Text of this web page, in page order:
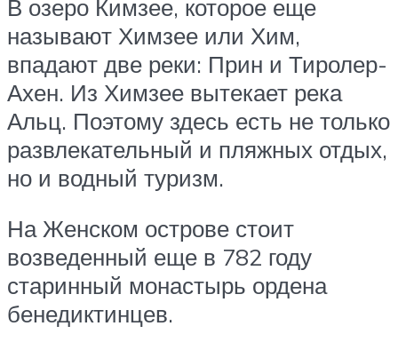
В озеро Кимзее, которое еще
называют Химзее или Хим,
впадают две реки: Прин и Тиролер-
Ахен. Из Химзее вытекает река
Альц. Поэтому здесь есть не только
развлекательный и пляжных отдых,
но и водный туризм.
На Женском острове стоит
возведенный еще в 782 году
старинный монастырь ордена
бенедиктинцев.